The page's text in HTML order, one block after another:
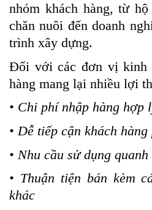
nhóm khách hàng, từ
chăn nuôi đến doanh
trình xây dựng.
Đối với các đơn vị kinh
hàng mang lại nhiều lợi
• Chi phí nhập hàng hợp
• Dễ tiếp cận khách
• Nhu cầu sử dụng quanh
• Thuận tiện bán kèm
khác